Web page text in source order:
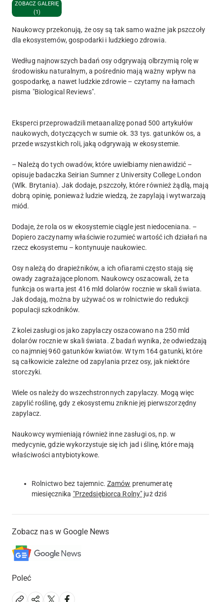
ZOBACZ GALERIĘ
(1)
Naukowcy przekonują, że osy są tak samo ważne jak pszczoły
dla ekosystemów, gospodarki i ludzkiego zdrowia.
Według najnowszych badań osy odgrywają olbrzymią rolę w
środowisku naturalnym, a pośrednio mają ważny wpływ na
gospodarkę, a nawet ludzkie zdrowie – czytamy na łamach
pisma "Biological Reviews".
Eksperci przeprowadzili metaanalizę ponad 500 artykułów
naukowych, dotyczących w sumie ok. 33 tys. gatunków os, a
przede wszystkich roli, jaką odgrywają w ekosystemie.
– Należą do tych owadów, które uwielbiamy nienawidzić –
opisuje badaczka Seirian Sumner z University College London
(Wlk. Brytania). Jak dodaje, pszczoły, które również żądlą, mają
dobrą opinię, ponieważ ludzie wiedzą, że zapylają i wytwarzają
miód.
Dodaje, że rola os w ekosystemie ciągle jest niedoceniana. –
Dopiero zaczynamy właściwie rozumieć wartość ich działań na
rzecz ekosystemu – kontynuuje naukowiec.
Osy należą do drapieżników, a ich ofiarami często stają się
owady zagrażające plonom. Naukowcy oszacowali, że ta
funkcja os warta jest 416 mld dolarów rocznie w skali świata.
Jak dodają, można by używać os w rolnictwie do redukcji
populacji szkodników.
Z kolei zasługi os jako zapylaczy oszacowano na 250 mld
dolarów rocznie w skali świata. Z badań wynika, że odwiedzają
co najmniej 960 gatunków kwiatów. W tym 164 gatunki, które
są całkowicie zależne od zapylania przez osy, jak niektóre
storczyki.
Wiele os należy do wszechstronnych zapylaczy. Mogą więc
zapylić roślinę, gdy z ekosystemu zniknie jej pierwszorzędny
zapylacz.
Naukowcy wymieniają również inne zasługi os, np. w
medycynie, gdzie wykorzystuje się ich jad i ślinę, które mają
właściwości antybiotykowe.
Rolnictwo bez tajemnic. Zamów prenumeratę
miesięcznika "Przedsiębiorca Rolny" już dziś
Zobacz nas w Google News
Poleć